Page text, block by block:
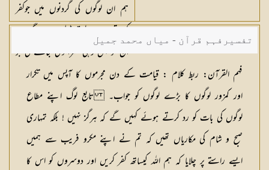
ہم ان لوگوں کی گردنوں میں جوکفر
کرتے رہے طوق ڈال دیں گے اور
ان کو بس وہی سزا دی جائے گی جو
وہ عمل کرتے رہے ہیں
تفسیرفہم قرآن - میاں محمد جمیل
فہم القرآن: ربط کلام :قیامت کے دن مجرموں کا آپس میں تکرار
اور کمزور لوگوں کا بڑے لوگوں کو جواب۔ تابع لوگ اپنے مطاع
لوگوں کی بات کو رد کرتے ہوئے کہیں گے کہ ہرگز نہیں ! بلکہ تمہاری
صبح و شام کی مکاریاں تھیں کہ تم نے اپنے مکرو فریب سے ہمیں
ایسے راستے پر چلایا کہ ہم اللہ کیساتھ کفر کریں اور دوسروں کو اس کا